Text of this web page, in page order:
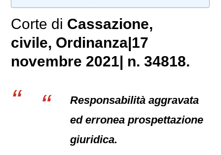
Corte di Cassazione,
civile, Ordinanza|17
novembre 2021| n. 34818.
Responsabilità aggravata
ed erronea prospettazione
giuridica.